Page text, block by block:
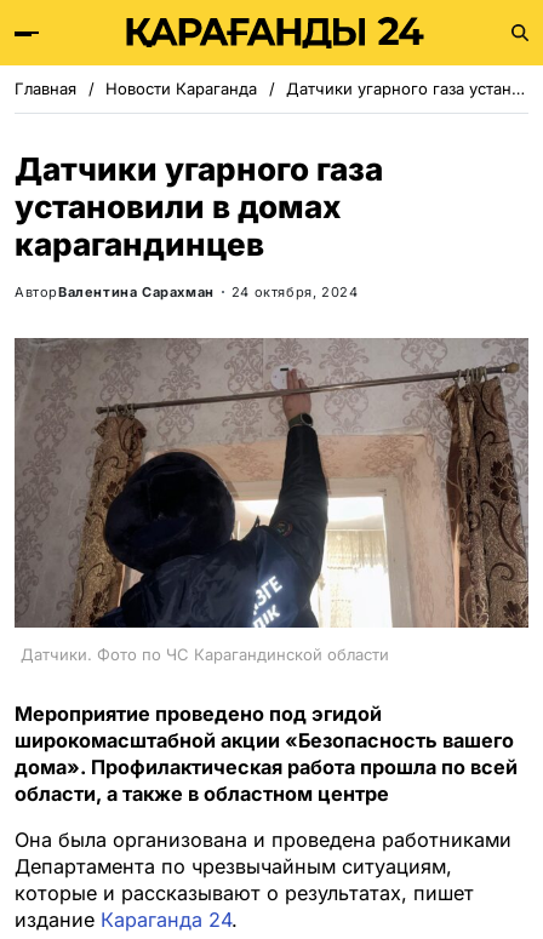
Главная Новости Караганда Датчики угарного газа установили в домах карагандинцев
Датчики угарного газа
установили в домах
карагандинцев
АвторВалентина Сарахман 24 октября, 2024
Датчики. Фото по ЧС Карагандинской области
Мероприятие проведено под эгидой
широкомасштабной акции «Безопасность вашего
дома». Профилактическая работа прошла по всей
области, а также в областном центре
Она была организована и проведена работниками
Департамента по чрезвычайным ситуациям,
которые и рассказывают о результатах, пишет
издание Караганда 24.